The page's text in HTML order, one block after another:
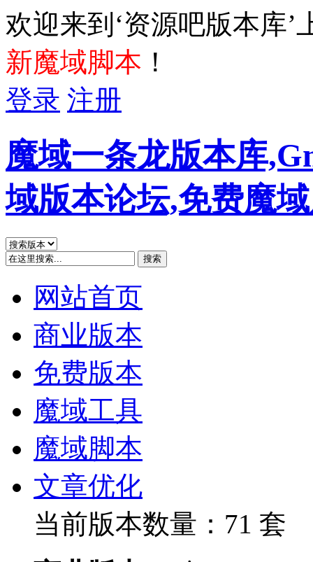
欢迎来到‘资源吧版本库
新魔域脚本 ！
登录 注册
魔域一条龙版本库
域版本论坛,免费魔
搜索
网站首页
商业版本
免费版本
魔域工具
魔域脚本
文章优化
当前版本数量：71 套